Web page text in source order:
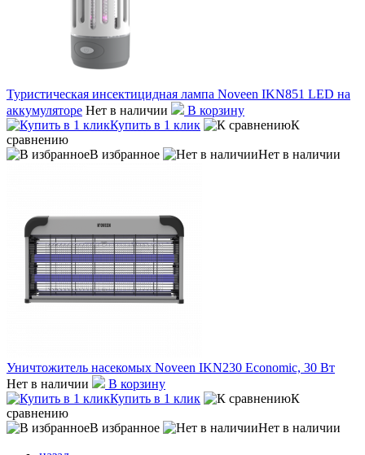
Туристическая инсектицидная лампа Noveen IKN851 LED на
аккумуляторе Нет в наличии
В корзину
Купить в 1 клик
К
сравнению
В избранное
Нет в наличии
Уничтожитель насекомых Noveen IKN230 Economic, 30 Вт
Нет в наличии
В корзину
Купить в 1 клик
К
сравнению
В избранное
Нет в наличии